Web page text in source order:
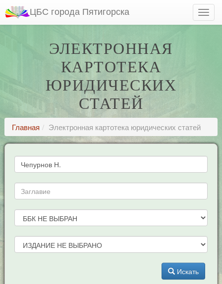
ЦБС города Пятигорска
ЭЛЕКТРОННАЯ
КАРТОТЕКА
ЮРИДИЧЕСКИХ
СТАТЕЙ
Главная Электронная картотека юридических статей
Искать